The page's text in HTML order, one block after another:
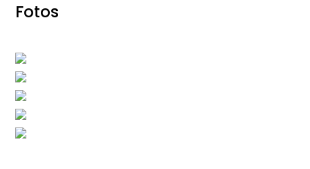
Fotos